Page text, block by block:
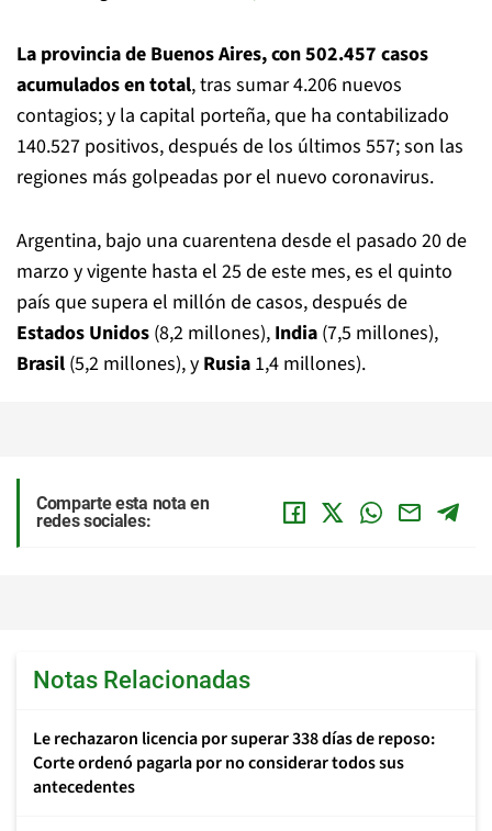
La provincia de Buenos Aires, con 502.457 casos
acumulados en total, tras sumar 4.206 nuevos
contagios; y la capital porteña, que ha contabilizado
140.527 positivos, después de los últimos 557; son las
regiones más golpeadas por el nuevo coronavirus.
Argentina, bajo una cuarentena desde el pasado 20 de
marzo y vigente hasta el 25 de este mes, es el quinto
país que supera el millón de casos, después de
Estados Unidos (8,2 millones), India (7,5 millones),
Brasil (5,2 millones), y Rusia 1,4 millones).
Comparte esta nota en
redes sociales:
Notas Relacionadas
Le rechazaron licencia por superar 338 días de reposo:
Corte ordenó pagarla por no considerar todos sus
antecedentes